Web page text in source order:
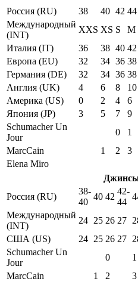
Россия (RU)
38 40 42 44
Международный
(INT)
XXS XS S M
Италия (IT)
36 38 40 42
Европа (EU)
32 34 36 38
Германия (DE)
32 34 36 38
Англия (UK)
4 6 8 10
Америка (US)
0 2 4 6
Япония (JP)
3 5 7 9
Schumacher Un
Jour
0 1
MarcCain
1 2 3
Elena Miro
Россия (RU)
38-
40
40 42
42-
44
Международный
(INT)
24 25 26 27
США (US)
24 25 26 27
Schumacher Un
Jour
0 1
MarcCain
1 2 3